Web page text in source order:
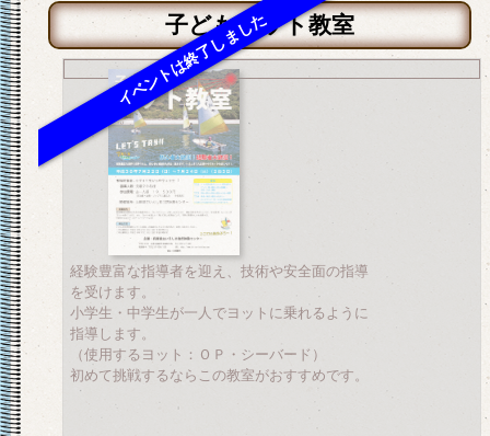
子どもヨット教室
経験豊富な指導者を迎え、技術や安全面の指導
を受けます。
小学生・中学生が一人でヨットに乗れるように
指導します。
（使用するヨット：ＯＰ・シーバード）
初めて挑戦するならこの教室がおすすめです。